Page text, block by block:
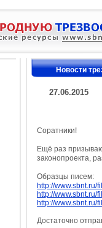
Новости
27.06.2015
Соратники!
Ещё раз
законопроекта,
Образцы писем:
http://
http://
http://
Достаточно